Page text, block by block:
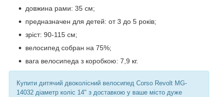
довжина рами: 35 см;
предназначен для детей: от 3 до 5 років;
зріст: 90-115 см;
велосипед собран на 75%;
вага велосипеда з коробкою: 7,9 кг.
Купити дитячий двоколісний велосипед Corso Revolt MG-
14032 діаметр коліс 14" з доставкою у ваше місто дуже